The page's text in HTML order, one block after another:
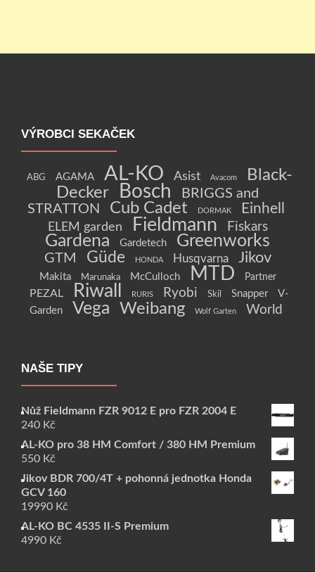
VÝROBCI SEKAČEK
ABG AGAMA AL-KO Asist Avacom
Black-
Decker
Bosch
BRIGGS and
STRATTON
Cub Cadet DORMAK Einhell
ELEM garden Fieldmann Fiskars
Gardena Gardetech Greenworks
GTM Güde HONDA Husqvarna Jikov
Makita Marunaka McCulloch MTD Partner
PEZAL Riwall RURIS Ryobi Skil Snapper
V-
Garden
Vega Weibang Wolf Garten World
NAŠE TIPY
Nůž Fieldmann FZR 9012 E pro FZR 2004 E
240 Kč
AL-KO pro 38 HM Comfort / 380 HM Premium
550 Kč
Jikov BDR 700/4T + pohonná jednotka Honda
GCV 160
19990 Kč
AL-KO BC 4535 II-S Premium
4990 Kč